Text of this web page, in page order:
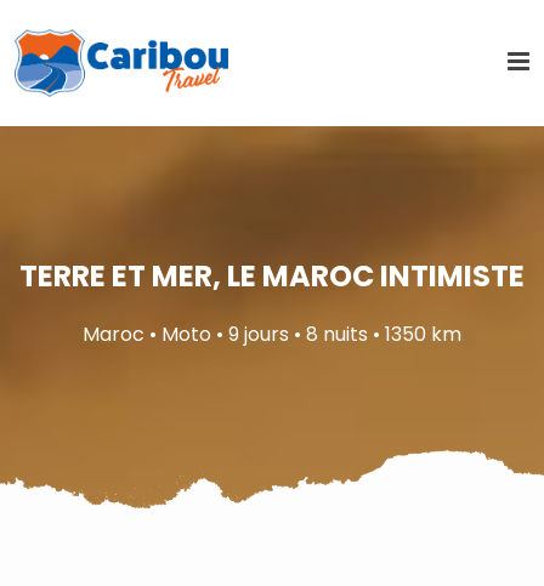
TERRE ET MER, LE MAROC INTIMISTE
Maroc • Moto • 9 jours • 8 nuits • 1350 km